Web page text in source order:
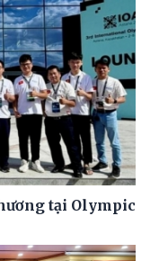
tại Olympic